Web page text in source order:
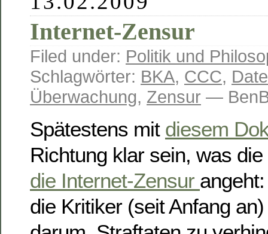
Internet-Zensur
Filed under: Politik und
Schlagwörter: BKA, CCC,
Überwachung, Zensur —
Spätestens mit diesem
Richtung klar sein, was die
die Internet-Zensur
die Kritiker (seit Anfang